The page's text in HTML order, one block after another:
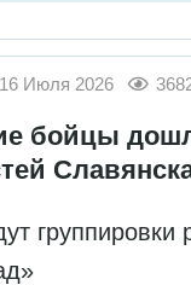
Июля 2026
бойцы
группировки